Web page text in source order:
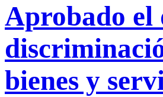
Aprobado el
bienes y